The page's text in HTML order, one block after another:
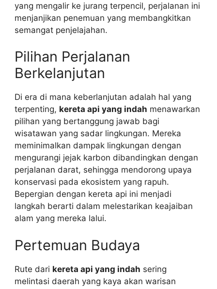
yang mengalir ke jurang terpencil, perjalanan ini
menjanjikan penemuan yang membangkitkan
semangat penjelajahan.
Pilihan Perjalanan
Berkelanjutan
Di era di mana keberlanjutan adalah hal yang
terpenting, kereta api yang indah menawarkan
pilihan yang bertanggung jawab bagi
wisatawan yang sadar lingkungan. Mereka
meminimalkan dampak lingkungan dengan
mengurangi jejak karbon dibandingkan dengan
perjalanan darat, sehingga mendorong upaya
konservasi pada ekosistem yang rapuh.
Bepergian dengan kereta api ini menjadi
langkah berarti dalam melestarikan keajaiban
alam yang mereka lalui.
Pertemuan Budaya
Rute dari kereta api yang indah sering
melintasi daerah yang kaya akan warisan